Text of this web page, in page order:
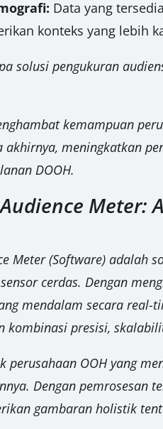
Data yang
konteks yang lebih
solusi pengukuran
kemampuan
akhirnya, meningkatkan
DOOH.
Audience
Meter (Software)
cerdas. Dengan
mendalam secara
kombinasi presisi,
perusahaan OOH yang
Dengan pemrosesan
gambaran holistik